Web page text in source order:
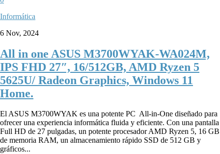
Informática
6 Nov, 2024
All in one ASUS M3700WYAK-WA024M,
IPS FHD 27″, 16/512GB, AMD Ryzen 5
5625U/ Radeon Graphics, Windows 11
Home.
El ASUS M3700WYAK es una potente PC All-in-One diseñado para
ofrecer una experiencia informática fluida y eficiente. Con una pantalla
Full HD de 27 pulgadas, un potente procesador AMD Ryzen 5, 16 GB
de memoria RAM, un almacenamiento rápido SSD de 512 GB y
gráficos...